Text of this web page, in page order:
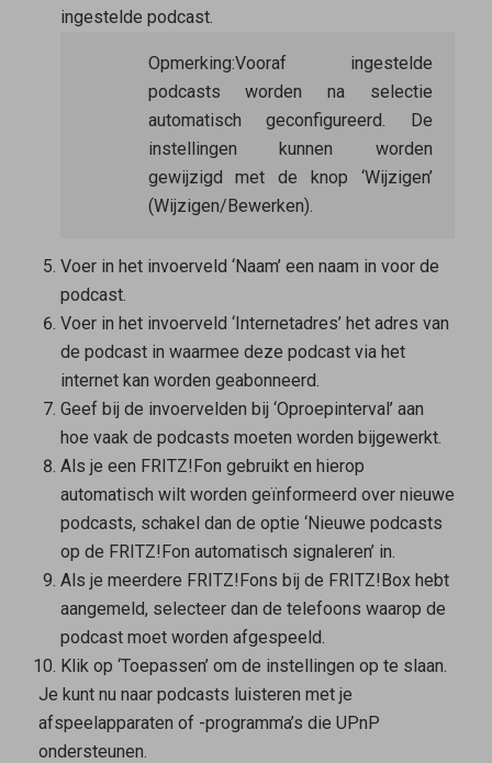
ingestelde podcast.
Opmerking:Vooraf ingestelde
podcasts worden na selectie
automatisch geconfigureerd. De
instellingen kunnen worden
gewijzigd met de knop ‘Wijzigen’
(Wijzigen/Bewerken).
Voer in het invoerveld ‘Naam’ een naam in voor de
podcast.
Voer in het invoerveld ‘Internetadres’ het adres van
de podcast in waarmee deze podcast via het
internet kan worden geabonneerd.
Geef bij de invoervelden bij ‘Oproepinterval’ aan
hoe vaak de podcasts moeten worden bijgewerkt.
Als je een FRITZ!Fon gebruikt en hierop
automatisch wilt worden geïnformeerd over nieuwe
podcasts, schakel dan de optie ‘Nieuwe podcasts
op de FRITZ!Fon automatisch signaleren’ in.
Als je meerdere FRITZ!Fons bij de FRITZ!Box hebt
aangemeld, selecteer dan de telefoons waarop de
podcast moet worden afgespeeld.
Klik op ‘Toepassen’ om de instellingen op te slaan.
Je kunt nu naar podcasts luisteren met je
afspeelapparaten of -programma’s die UPnP
ondersteunen.